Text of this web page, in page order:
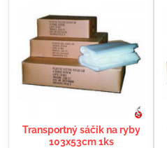
Transportný sáčik na ryby
103x53cm 1ks